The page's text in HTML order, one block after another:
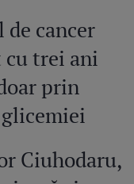
cancer
cu trei ani
prin
Ciuhodaru,